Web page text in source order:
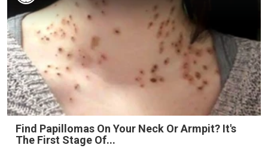
Find Papillomas On Your Neck Or Armpit? It's
The First Stage Of...